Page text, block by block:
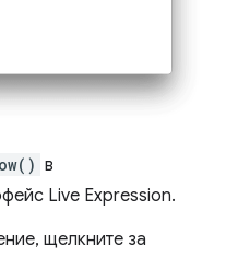
в
Live Expression.
щелкните за